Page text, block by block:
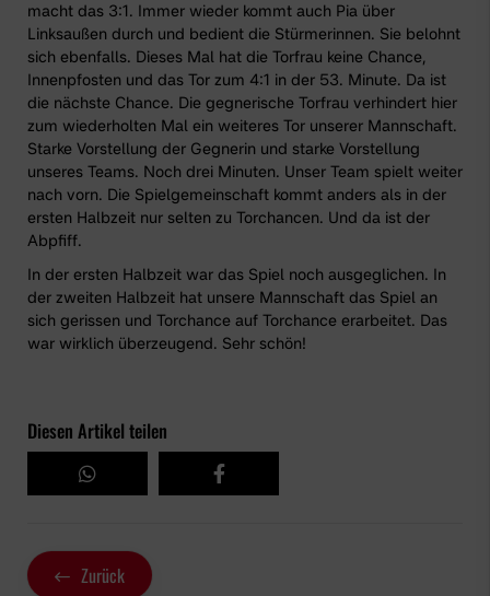
macht das 3:1. Immer wieder kommt auch Pia über
Linksaußen durch und bedient die Stürmerinnen. Sie belohnt
sich ebenfalls. Dieses Mal hat die Torfrau keine Chance,
Innenpfosten und das Tor zum 4:1 in der 53. Minute. Da ist
die nächste Chance. Die gegnerische Torfrau verhindert hier
zum wiederholten Mal ein weiteres Tor unserer Mannschaft.
Starke Vorstellung der Gegnerin und starke Vorstellung
unseres Teams. Noch drei Minuten. Unser Team spielt weiter
nach vorn. Die Spielgemeinschaft kommt anders als in der
ersten Halbzeit nur selten zu Torchancen. Und da ist der
Abpfiff.
In der ersten Halbzeit war das Spiel noch ausgeglichen. In
der zweiten Halbzeit hat unsere Mannschaft das Spiel an
sich gerissen und Torchance auf Torchance erarbeitet. Das
war wirklich überzeugend. Sehr schön!
Diesen Artikel teilen
Zurück